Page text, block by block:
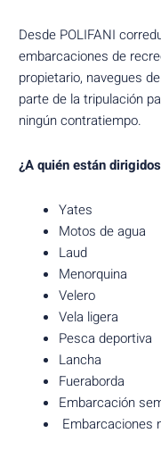
Desde POLIFANI
embarcaciones de
propietario, navegues
parte de la tripulación
ningún contratiempo.
¿A quién están
Yates
Motos de agua
Laud
Menorquina
Velero
Vela ligera
Pesca deportiva
Lancha
Fueraborda
Embarcación
Embarcaciones